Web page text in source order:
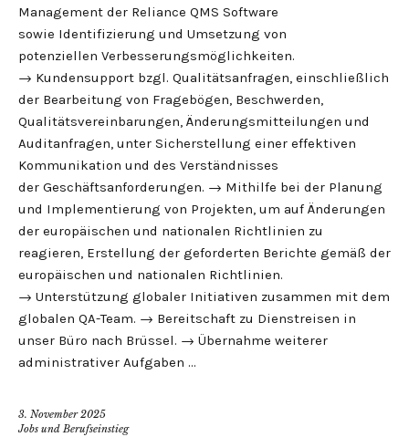
Management der Reliance QMS Software
sowie Identifizierung und Umsetzung von
potenziellen Verbesserungsmöglichkeiten.
→ Kundensupport bzgl. Qualitätsanfragen, einschließlich
der Bearbeitung von Fragebögen, Beschwerden,
Qualitätsvereinbarungen, Änderungsmitteilungen und
Auditanfragen, unter Sicherstellung einer effektiven
Kommunikation und des Verständnisses
der Geschäftsanforderungen. → Mithilfe bei der Planung
und Implementierung von Projekten, um auf Änderungen
der europäischen und nationalen Richtlinien zu
reagieren, Erstellung der geforderten Berichte gemäß der
europäischen und nationalen Richtlinien.
→ Unterstützung globaler Initiativen zusammen mit dem
globalen QA-Team. → Bereitschaft zu Dienstreisen in
unser Büro nach Brüssel. → Übernahme weiterer
administrativer Aufgaben …
3. November 2025
Jobs und Berufseinstieg